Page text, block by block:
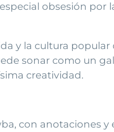
obsesión por
y la cultura
sonar como un
creatividad.
con anotaciones y